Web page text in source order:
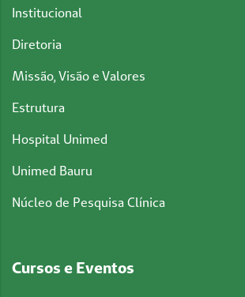
Institucional
Diretoria
Missão, Visão e Valores
Estrutura
Hospital Unimed
Unimed Bauru
Núcleo de Pesquisa Clínica
Cursos e Eventos